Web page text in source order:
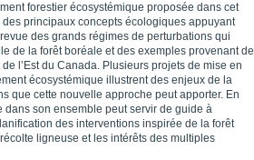
forestier écosystémique proposée dans cet
principaux concepts écologiques appuyant
des grands régimes de perturbations qui
de la forêt boréale et des exemples provenant de
l’Est du Canada. Plusieurs projets de mise en
écosystémique illustrent des enjeux de la
que cette nouvelle approche peut apporter. En
dans son ensemble peut servir de guide à
des interventions inspirée de la forêt
ligneuse et les intérêts des multiples